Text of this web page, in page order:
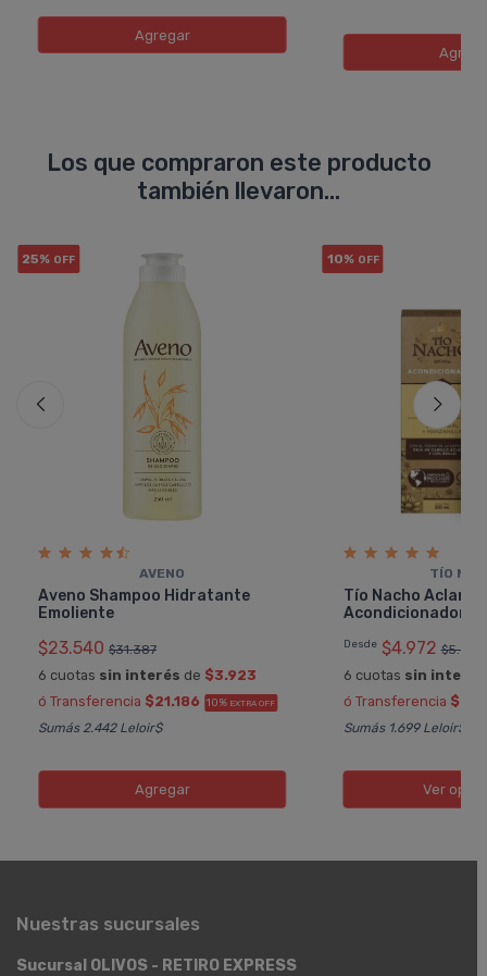
Agregar
Los que compraron este producto
también llevaron...
25% OFF
AVENO
Aveno Shampoo Hidratante
Emoliente
$23.540 $31.387
6 cuotas sin interés de $3.923
ó Transferencia $21.186 10% EXTRA OFF
Sumás 2.442 Leloir$
Agregar
10% OFF
TÍ­O
Tí­o Nacho
Acondicionador
Desde $4.972 $5.524
6 cuotas sin interés
ó Transferencia
Sumás 1.699 Leloir$
Ver
Nuestras sucursales
Sucursal OLIVOS - RETIRO EXPRESS